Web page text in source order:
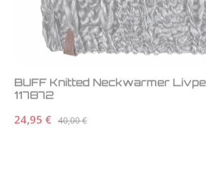
BUFF Knitted Neckwarmer
117872
24,95 € 40,00 €